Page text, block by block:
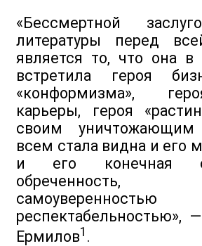
«Бессмертной
литературы перед
является то, что она в
встретила героя
«конформизма»,
карьеры, героя
своим
всем стала видна и его
и его конечная
обреченность,
респектабельностью»,
Ермилов1 .